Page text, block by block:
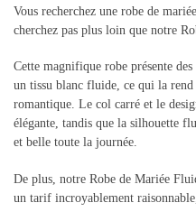
Vous recherchez une robe de
cherchez pas plus loin que notre
Cette magnifique robe présente
un tissu blanc fluide, ce qui la
romantique. Le col carré et le
élégante, tandis que la silhouette
et belle toute la journée.
De plus, notre Robe de Mariée
un tarif incroyablement